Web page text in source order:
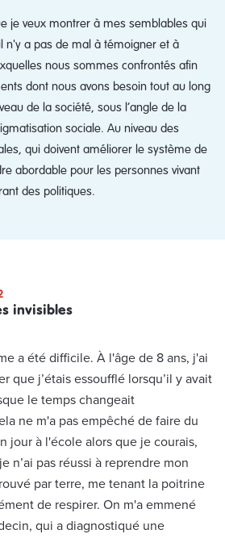
je veux montrer à mes semblables qui
n'y a pas de mal à témoigner et à
nous sommes confrontés afin
dont nous avons besoin tout au long
de la société, sous l’angle de la
sociale. Au niveau des
qui doivent améliorer le système de
abordable pour les personnes vivant
des politiques.
invisibles
a été difficile. À l'âge de 8 ans, j'ai
que j’étais essoufflé lorsqu’il y avait
le temps changeait
ne m'a pas empêché de faire du
jour à l'école alors que je courais,
n’ai pas réussi à reprendre mon
par terre, me tenant la poitrine
de respirer. On m'a emmené
qui a diagnostiqué une